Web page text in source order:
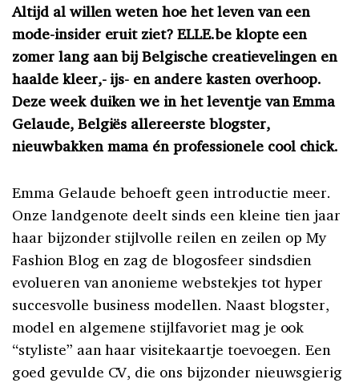
Altijd al willen weten hoe het leven van een
mode-insider eruit ziet? ELLE.be klopte een
zomer lang aan bij Belgische creatievelingen en
haalde kleer,- ijs- en andere kasten overhoop.
Deze week duiken we in het leventje van Emma
Gelaude, Belgiës allereerste blogster,
nieuwbakken mama én professionele cool chick.
Emma Gelaude behoeft geen introductie meer.
Onze landgenote deelt sinds een kleine tien jaar
haar bijzonder stijlvolle reilen en zeilen op My
Fashion Blog en zag de blogosfeer sindsdien
evolueren van anonieme webstekjes tot hyper
succesvolle business modellen. Naast blogster,
model en algemene stijlfavoriet mag je ook
“styliste” aan haar visitekaartje toevoegen. Een
goed gevulde CV, die ons bijzonder nieuwsgierig